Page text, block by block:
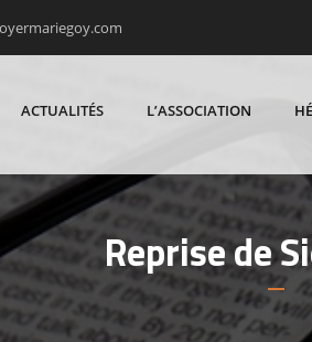
ACTUALITÉS L’ASSOCIATION
Reprise de